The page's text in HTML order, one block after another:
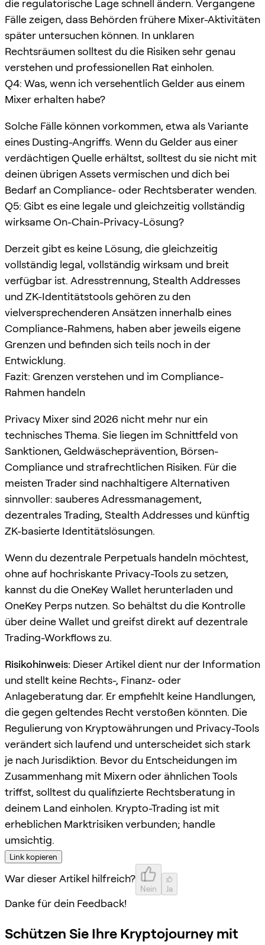
die regulatorische Lage schnell ändern. Vergangene
Fälle zeigen, dass Behörden frühere Mixer-Aktivitäten
später untersuchen können. In unklaren
Rechtsräumen solltest du die Risiken sehr genau
verstehen und professionellen Rat einholen.
Q4: Was, wenn ich versehentlich Gelder aus einem
Mixer erhalten habe?
Solche Fälle können vorkommen, etwa als Variante
eines Dusting-Angriffs. Wenn du Gelder aus einer
verdächtigen Quelle erhältst, solltest du sie nicht mit
deinen übrigen Assets vermischen und dich bei
Bedarf an Compliance- oder Rechtsberater wenden.
Q5: Gibt es eine legale und gleichzeitig vollständig
wirksame On-Chain-Privacy-Lösung?
Derzeit gibt es keine Lösung, die gleichzeitig
vollständig legal, vollständig wirksam und breit
verfügbar ist. Adresstrennung, Stealth Addresses
und ZK-Identitätstools gehören zu den
vielversprechenderen Ansätzen innerhalb eines
Compliance-Rahmens, haben aber jeweils eigene
Grenzen und befinden sich teils noch in der
Entwicklung.
Fazit: Grenzen verstehen und im Compliance-
Rahmen handeln
Privacy Mixer sind 2026 nicht mehr nur ein
technisches Thema. Sie liegen im Schnittfeld von
Sanktionen, Geldwäscheprävention, Börsen-
Compliance und strafrechtlichen Risiken. Für die
meisten Trader sind nachhaltigere Alternativen
sinnvoller: sauberes Adressmanagement,
dezentrales Trading, Stealth Addresses und künftig
ZK-basierte Identitätslösungen.
Wenn du dezentrale Perpetuals handeln möchtest,
ohne auf hochriskante Privacy-Tools zu setzen,
kannst du die OneKey Wallet herunterladen und
OneKey Perps nutzen. So behältst du die Kontrolle
über deine Wallet und greifst direkt auf dezentrale
Trading-Workflows zu.
Risikohinweis: Dieser Artikel dient nur der Information
und stellt keine Rechts-, Finanz- oder
Anlageberatung dar. Er empfiehlt keine Handlungen,
die gegen geltendes Recht verstoßen könnten. Die
Regulierung von Kryptowährungen und Privacy-Tools
verändert sich laufend und unterscheidet sich stark
je nach Jurisdiktion. Bevor du Entscheidungen im
Zusammenhang mit Mixern oder ähnlichen Tools
triffst, solltest du qualifizierte Rechtsberatung in
deinem Land einholen. Krypto-Trading ist mit
erheblichen Marktrisiken verbunden; handle
umsichtig.
Link kopieren
War dieser Artikel hilfreich?
Nein Ja
Danke für dein Feedback!
Schützen Sie Ihre Kryptojourney mit